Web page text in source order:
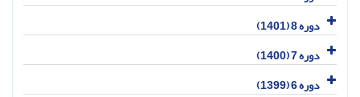
دوره 8 (1401)
دوره 7 (1400)
دوره 6 (1399)